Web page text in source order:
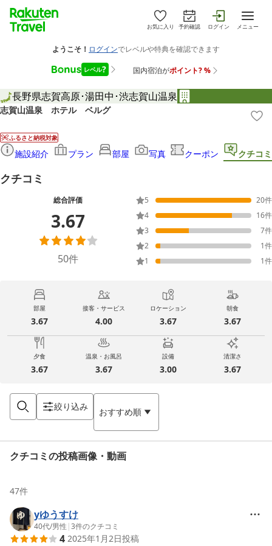
お気に入り 予約確認 ログイン メニュー
長野県志賀高原･湯田中･渋志賀山温泉
志賀山温泉 ホテル ベルグ
ふるさと納税対象
施設紹介 プラン 部屋 写真 クーポン クチコミ
クチコミ
総合評価
3.67
50件
5 20件
4
16件
3
7件
2
1件
1
1件
部屋
3.67
接客・サービス
4.00
ロケーション
3.67
朝食
3.67
夕食
3.67
温泉・お風呂
3.67
設備
3.00
清潔さ
3.67
絞り込み おすすめ順
クチコミの投稿画像・動画
47件
yゆうすけ
40代/男性 |3件のクチコミ
4 2025年1月2日投稿